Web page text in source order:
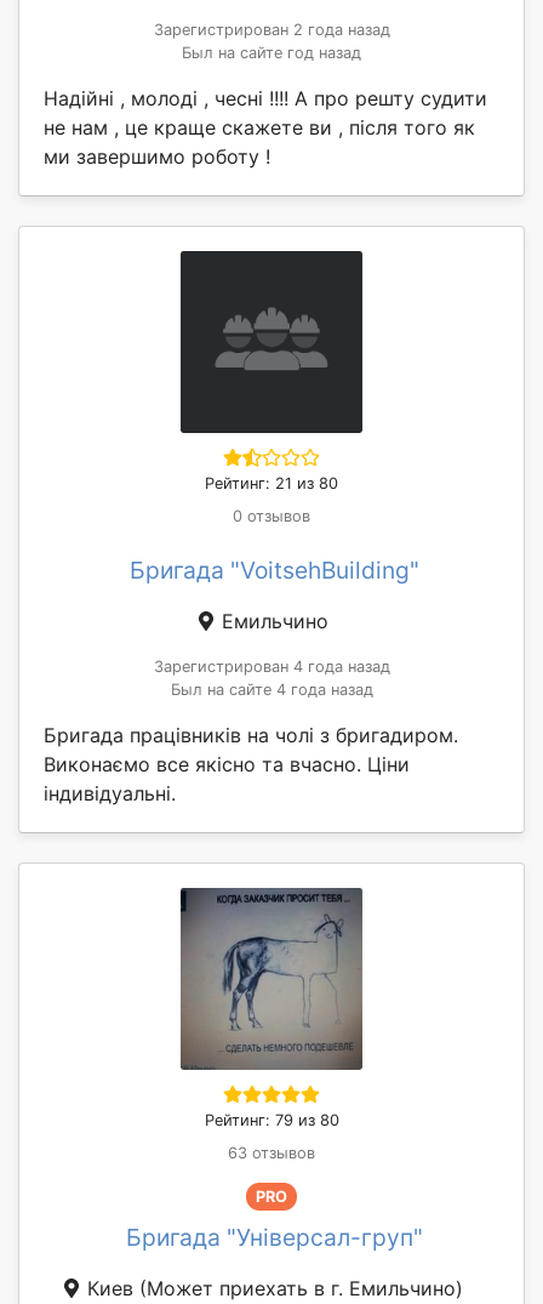
Зарегистрирован 2 года назад
Был на сайте год назад
Надійні , молоді , чесні !!!! А про решту судити
не нам , це краще скажете ви , після того як
ми завершимо роботу !
Рейтинг: 21 из 80
0 отзывов
Бригада "VoitsehBuilding"
Емильчино
Зарегистрирован 4 года назад
Был на сайте 4 года назад
Бригада працівників на чолі з бригадиром.
Виконаємо все якісно та вчасно. Ціни
індивідуальні.
Рейтинг: 79 из 80
63 отзывов
PRO
Бригада "Універсал-груп"
Киев (Может приехать в г. Емильчино)